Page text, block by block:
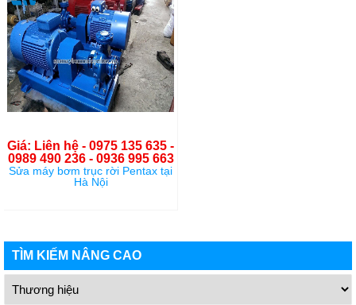
Giá: Liên hệ - 0975 135 635 -
0989 490 236 - 0936 995 663
Sửa máy bơm trục rời Pentax tại
Hà Nội
TÌM KIẾM NÂNG CAO